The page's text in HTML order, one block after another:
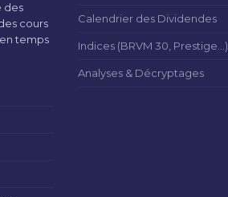
des
cours
temps
Calendrier des Dividendes
Indices (BRVM 30, Prestige...)
Analyses & Décryptages